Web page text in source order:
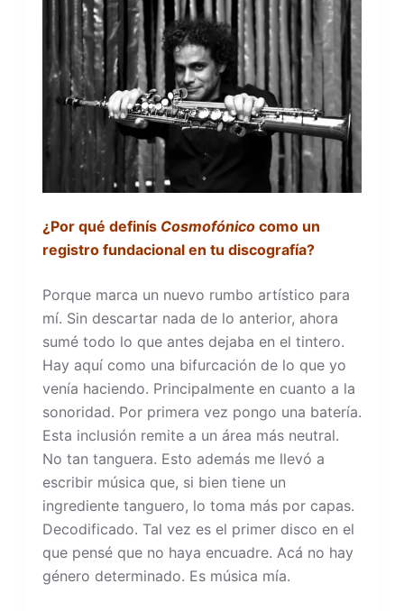
¿Por qué definís Cosmofónicocomo un
registro fundacional en tu discografía?
Porque marca un nuevo rumbo artístico para
mí. Sin descartar nada de lo anterior, ahora
sumé todo lo que antes dejaba en el tintero.
Hay aquí como una bifurcación de lo que yo
venía haciendo. Principalmente en cuanto a la
sonoridad. Por primera vez pongo una batería.
Esta inclusión remite a un área más neutral.
No tan tanguera. Esto además me llevó a
escribir música que, si bien tiene un
ingrediente tanguero, lo toma más por capas.
Decodificado. Tal vez es el primer disco en el
que pensé que no haya encuadre. Acá no hay
género determinado. Es música mía.